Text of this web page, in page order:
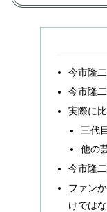
今市隆
今市隆
実際に
三代
他の
今市隆
ファン
けでは